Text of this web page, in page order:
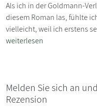
Als ich in der Goldmann-
diesem Roman las, fühlte
vielleicht, weil ich erstens
weiterlesen
Melden Sie sich an
Rezension